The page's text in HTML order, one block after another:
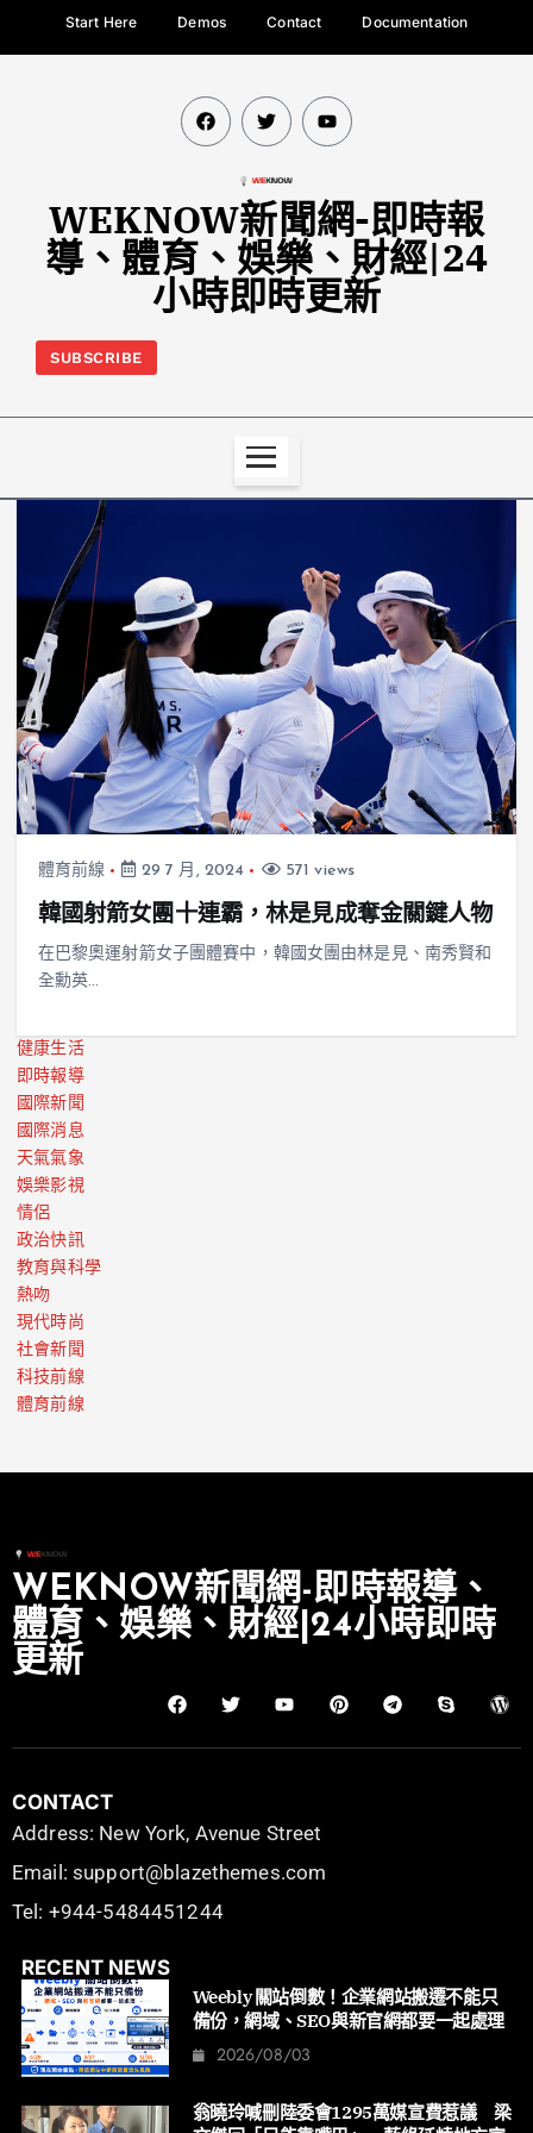
Start Here Demos Contact Documentation
WEKNOW新聞網-即時報
導、體育、娛樂、財經|24
小時即時更新
SUBSCRIBE
體育前線 29 7 月, 2024 571 views
韓國射箭女團十連霸，林是見成奪金關鍵人物
在巴黎奧運射箭女子團體賽中，韓國女團由林是見、南秀賢和
全勳英…
健康生活
即時報導
國際新聞
國際消息
天氣氣象
娛樂影視
情侶
政治快訊
教育與科學
熱吻
現代時尚
社會新聞
科技前線
體育前線
WEKNOW新聞網-即時報導、
體育、娛樂、財經|24小時即時
更新
CONTACT
Address: New York, Avenue Street
Email: support@blazethemes.com
Tel: +944-5484451244
RECENT NEWS
Weebly 關站倒數！企業網站搬遷不能只
備份，網域、SEO與新官網都要一起處理
2026/08/03
翁曉玲喊刪陸委會1295萬媒宣費惹議 梁